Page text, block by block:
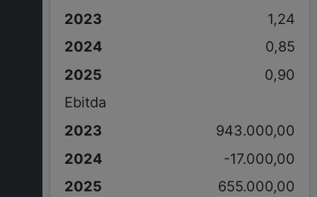
1,24
0,85
0,90
Ebitda
943.000,00
-17.000,00
655.000,00